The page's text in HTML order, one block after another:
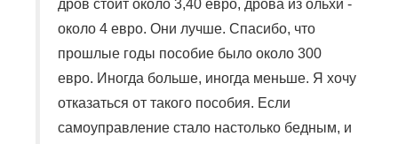
дров стоит около 3,40 евро, дрова из ольхи -
около 4 евро. Они лучше. Спасибо, что
прошлые годы пособие было около 300
евро. Иногда больше, иногда меньше. Я хочу
отказаться от такого пособия. Если
самоуправление стало настолько бедным, и